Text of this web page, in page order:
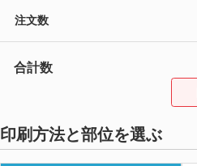
注文数
合計数
印刷方法と部位を選ぶ